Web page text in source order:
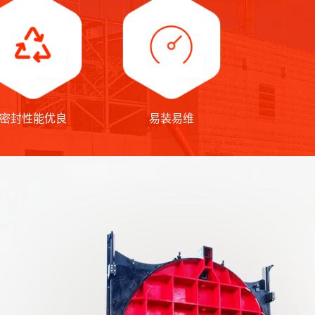
密封性能优良 易装易维